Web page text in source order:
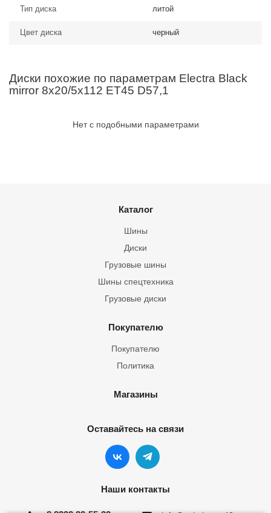
Тип диска литой
Цвет диска черный
Диски похожие по параметрам Electra Black
mirror 8x20/5x112 ET45 D57,1
Нет с подобными параметрами
Каталог
Шины
Грузовые шины
Шины спецтехника
Диски
Грузовые диски
Покупателю
Покупателю
Политика
Магазины
Оставайтесь на связи
Наши контакты